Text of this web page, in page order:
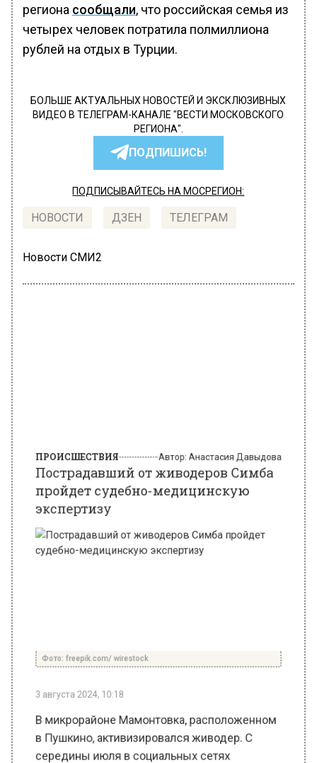
региона сообщали, что российская семья из
четырех человек потратила полмиллиона
рублей на отдых в Турции.
БОЛЬШЕ АКТУАЛЬНЫХ НОВОСТЕЙ И ЭКСКЛЮЗИВНЫХ
ВИДЕО В ТЕЛЕГРАМ-КАНАЛЕ "ВЕСТИ МОСКОВСКОГО
РЕГИОНА".
ПОДПИШИСЬ!
ПОДПИСЫВАЙТЕСЬ НА МОСРЕГИОН:
НОВОСТИ ДЗЕН ТЕЛЕГРАМ
Новости СМИ2
Фото: freepik.com/ wirestock
середины июля в социальных сетях
кошек, а некоторые питомцы возвращаются с
травмами. Преступника до сих пор не
удалось найти.